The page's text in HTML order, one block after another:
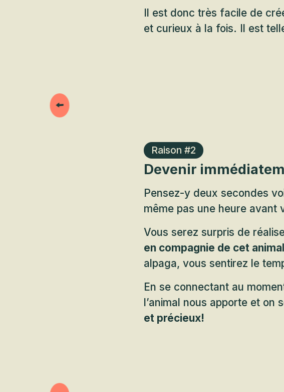
Il est donc très facile de
et curieux à la fois. Il est
Raison #2
Devenir
Pensez-y deux secondes
même pas une heure avant
Vous serez surpris de
en compagnie de cet
alpaga, vous sentirez le
En se connectant au
l’animal nous apporte et on
et précieux!